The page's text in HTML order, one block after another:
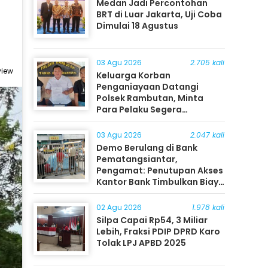
Medan Jadi Percontohan
BRT di Luar Jakarta, Uji Coba
Dimulai 18 Agustus
03 Agu 2026 2.705 kali
Keluarga Korban
Penganiayaan Datangi
Polsek Rambutan, Minta
Para Pelaku Segera
Ditangkap
03 Agu 2026 2.047 kali
Demo Berulang di Bank
Pematangsiantar,
Pengamat: Penutupan Akses
Kantor Bank Timbulkan Biaya
Ekonomi bagi Masyarakat
02 Agu 2026 1.978 kali
Silpa Capai Rp54, 3 Miliar
Lebih, Fraksi PDIP DPRD Karo
Tolak LPJ APBD 2025